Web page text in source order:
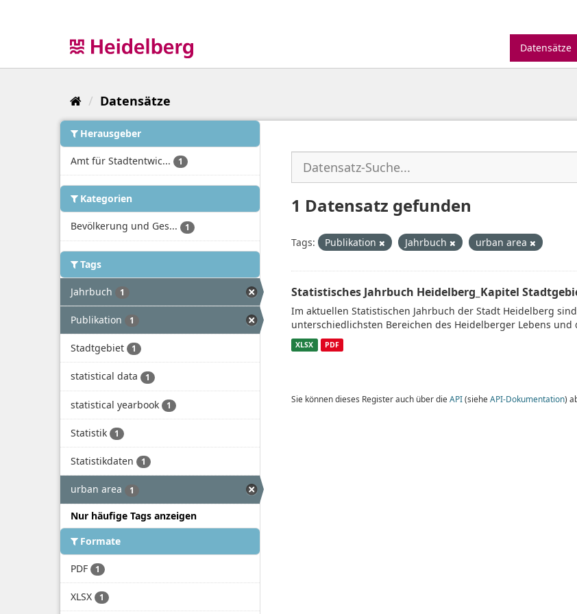
Datensätze
Datensätze
Herausgeber
Amt für Stadtentwic... 1
Kategorien
Bevölkerung und Ges... 1
Tags
Jahrbuch 1
Publikation 1
Stadtgebiet 1
statistical data 1
statistical yearbook 1
Statistik 1
Statistikdaten 1
urban area 1
Nur häufige Tags anzeigen
Formate
PDF 1
XLSX 1
1 Datensatz gefunden
Tags: Publikation Jahrbuch urban area
Statistisches Jahrbuch Heidelberg_Kapitel
Im aktuellen Statistischen Jahrbuch der Stadt Heidelberg
unterschiedlichsten Bereichen des Heidelberger Lebens und
XLSX PDF
Sie können dieses Register auch über die API(siehe API-Dokumentation)